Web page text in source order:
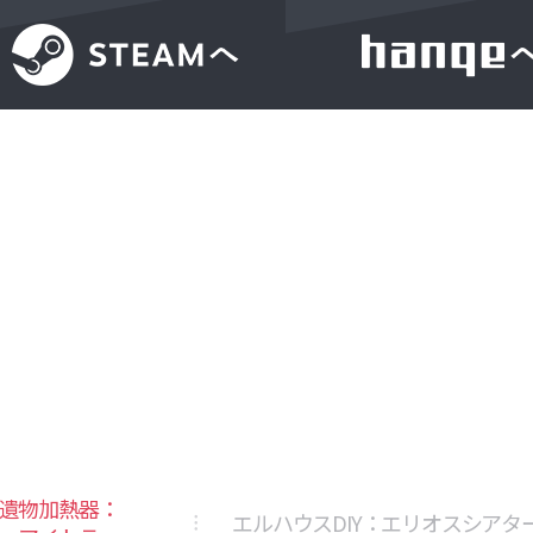
物加熱器：
エルハウスDIY：エリオスシアタ